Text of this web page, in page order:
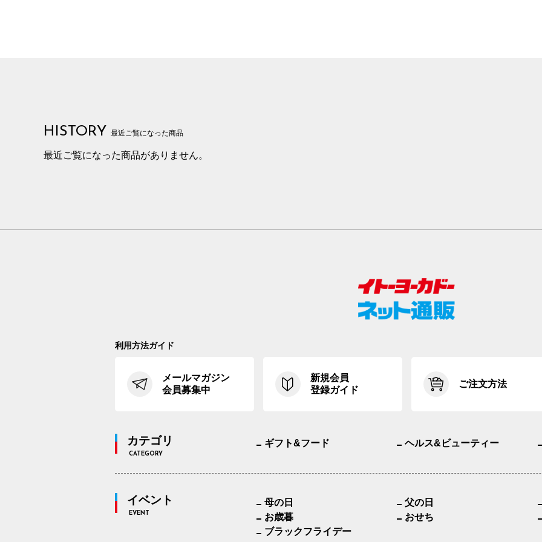
HISTORY 最近ご覧になった商品
最近ご覧になった商品がありません。
利用方法ガイド
メールマガジン
会員募集中
新規会員
登録ガイド
ご注文方法
カテゴリ
CATEGORY
ギフト&フード ヘルス&ビューティー
イベント
EVENT
母の日
父の日
お歳暮
おせち
ブラックフライデー